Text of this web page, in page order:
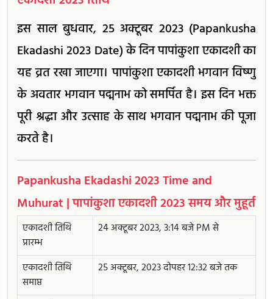
इस साल बुधवार, 25 अक्टूबर 2023 (Papankusha
Ekadashi 2023 Date) के दिन पापांकुशा एकादशी का
यह व्रत रखा जाएगा। पापांकुशा एकादशी भगवान विष्णु
के अवतार भगवान पद्मनाभ को समर्पित है। इस दिन भक्त
पूरी श्रद्धा और उत्साह के साथ भगवान पद्मनाभ की पूजा
करते है।
Papankusha Ekadashi 2023 Time and
Muhurat | पापांकुशा एकादशी 2023 समय और मुहूर्त
एकादशी तिथि
प्रारम्भ
24 अक्टूबर 2023, 3:14 बजे PM से
एकादशी तिथि
समाप्त
25 अक्टूबर, 2023 दोपहर 12:32 बजे तक